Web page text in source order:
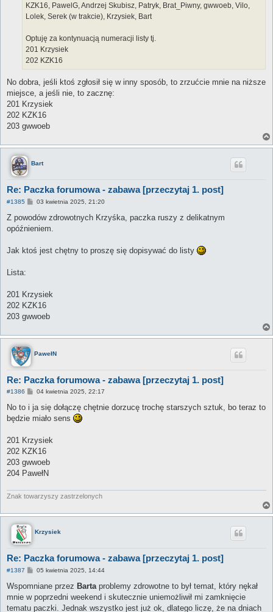
KZK16, PawelG, Andrzej Skubisz, Patryk, Brat_Piwny, gwwoeb, Vilo,
Lolek, Serek (w trakcie), Krzysiek, Bart
Optuję za kontynuacją numeracji listy tj.
201 Krzysiek
202 KZK16
No dobra, jeśli ktoś zgłosił się w inny sposób, to zrzućcie mnie na niższe
miejsce, a jeśli nie, to zacznę:
201 Krzysiek
202 KZK16
203 gwwoeb
Bart
Re: Paczka forumowa - zabawa [przeczytaj 1. post]
#1385
P
s
03 kwietnia 2025, 21:20
Z powodów zdrowotnych Krzyśka, paczka ruszy z delikatnym
opóźnieniem.
Jak ktoś jest chętny to proszę się dopisywać do listy
Lista:
201 Krzysiek
202 KZK16
203 gwwoeb
PawełN
Re: Paczka forumowa - zabawa [przeczytaj 1. post]
#1386
P
s
04 kwietnia 2025, 22:17
No to i ja się dołączę chętnie dorzucę trochę starszych sztuk, bo teraz to
będzie miało sens
201 Krzysiek
202 KZK16
203 gwwoeb
204 PawełN
Znak towarzyszy zastrzelonych
Krzysiek
Re: Paczka forumowa - zabawa [przeczytaj 1. post]
#1387
P
s
05 kwietnia 2025, 14:44
Wspomniane przez Barta problemy zdrowotne to był temat, który nękał
mnie w poprzedni weekend i skutecznie uniemożliwił mi zamknięcie
tematu paczki. Jednak wszystko jest już ok, dlatego liczę, że na dniach